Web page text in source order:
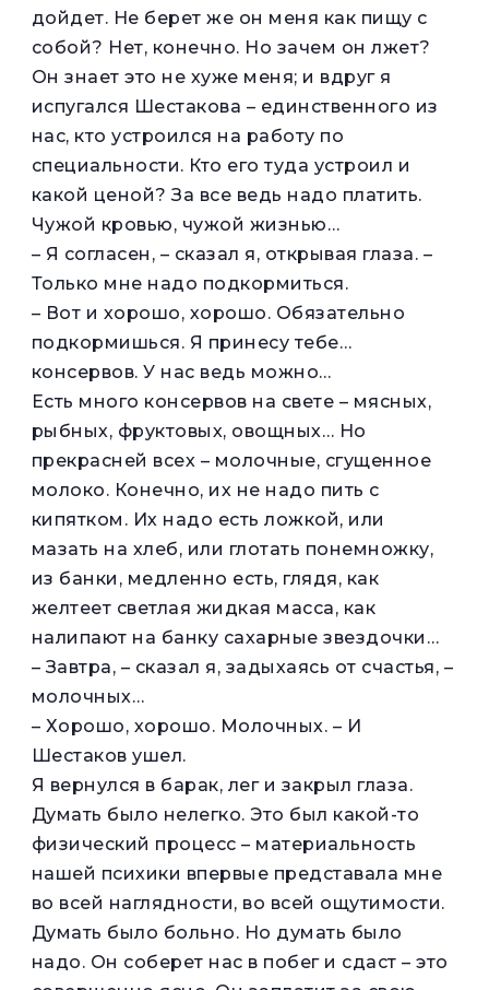
дойдет. Не берет же он меня как пищу с
собой? Нет, конечно. Но зачем он лжет?
Он знает это не хуже меня; и вдруг я
испугался Шестакова – единственного из
нас, кто устроился на работу по
специальности. Кто его туда устроил и
какой ценой? За все ведь надо платить.
Чужой кровью, чужой жизнью…
– Я согласен, – сказал я, открывая глаза. –
Только мне надо подкормиться.
– Вот и хорошо, хорошо. Обязательно
подкормишься. Я принесу тебе…
консервов. У нас ведь можно…
Есть много консервов на свете – мясных,
рыбных, фруктовых, овощных… Но
прекрасней всех – молочные, сгущенное
молоко. Конечно, их не надо пить с
кипятком. Их надо есть ложкой, или
мазать на хлеб, или глотать понемножку,
из банки, медленно есть, глядя, как
желтеет светлая жидкая масса, как
налипают на банку сахарные звездочки…
– Завтра, – сказал я, задыхаясь от счастья, –
молочных…
– Хорошо, хорошо. Молочных. – И
Шестаков ушел.
Я вернулся в барак, лег и закрыл глаза.
Думать было нелегко. Это был какой-то
физический процесс – материальность
нашей психики впервые представала мне
во всей наглядности, во всей ощутимости.
Думать было больно. Но думать было
надо. Он соберет нас в побег и сдаст – это